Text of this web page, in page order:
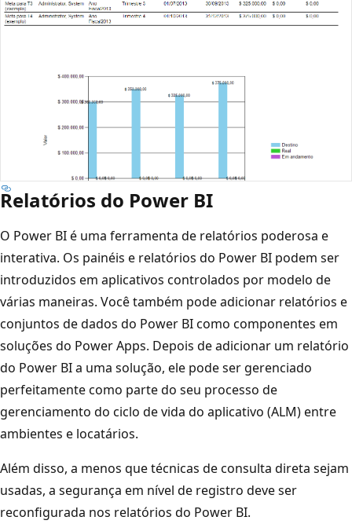
Relatórios do Power BI
O Power BI é uma ferramenta de relatórios poderosa e
interativa. Os painéis e relatórios do Power BI podem ser
introduzidos em aplicativos controlados por modelo de
várias maneiras. Você também pode adicionar relatórios e
conjuntos de dados do Power BI como componentes em
soluções do Power Apps. Depois de adicionar um relatório
do Power BI a uma solução, ele pode ser gerenciado
perfeitamente como parte do seu processo de
gerenciamento do ciclo de vida do aplicativo (ALM) entre
ambientes e locatários.
Além disso, a menos que técnicas de consulta direta sejam
usadas, a segurança em nível de registro deve ser
reconfigurada nos relatórios do Power BI.